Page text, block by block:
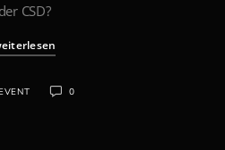
der CSD?
0